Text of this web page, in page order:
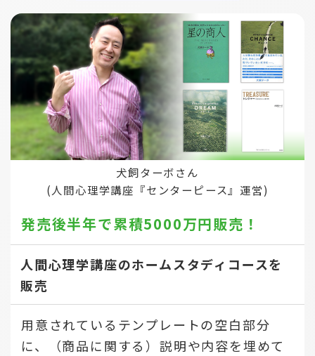
犬飼ターボさん
(人間心理学講座『センターピース』運営)
発売後半年で累積5000万円販売！
人間心理学講座のホームスタディコースを
販売
用意されているテンプレートの空白部分
に、（商品に関する）説明や内容を埋めて